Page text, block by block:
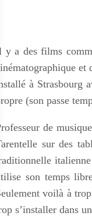
y a des films
et
à Strasbourg
(son passe
de
sur des
son temps
voilà à
s’installer dans